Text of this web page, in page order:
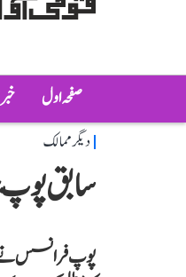
صفحہ اول
دیگر ممالک
سابق پوپ بینیڈکٹ
پوپ فرانسس نے